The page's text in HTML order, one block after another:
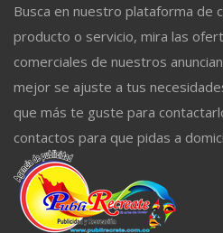
Busca en nuestro plataforma de
producto o servicio, mira las
comerciales de nuestros
mejor se ajuste a tus
que más te guste para
contactos para que pidas a